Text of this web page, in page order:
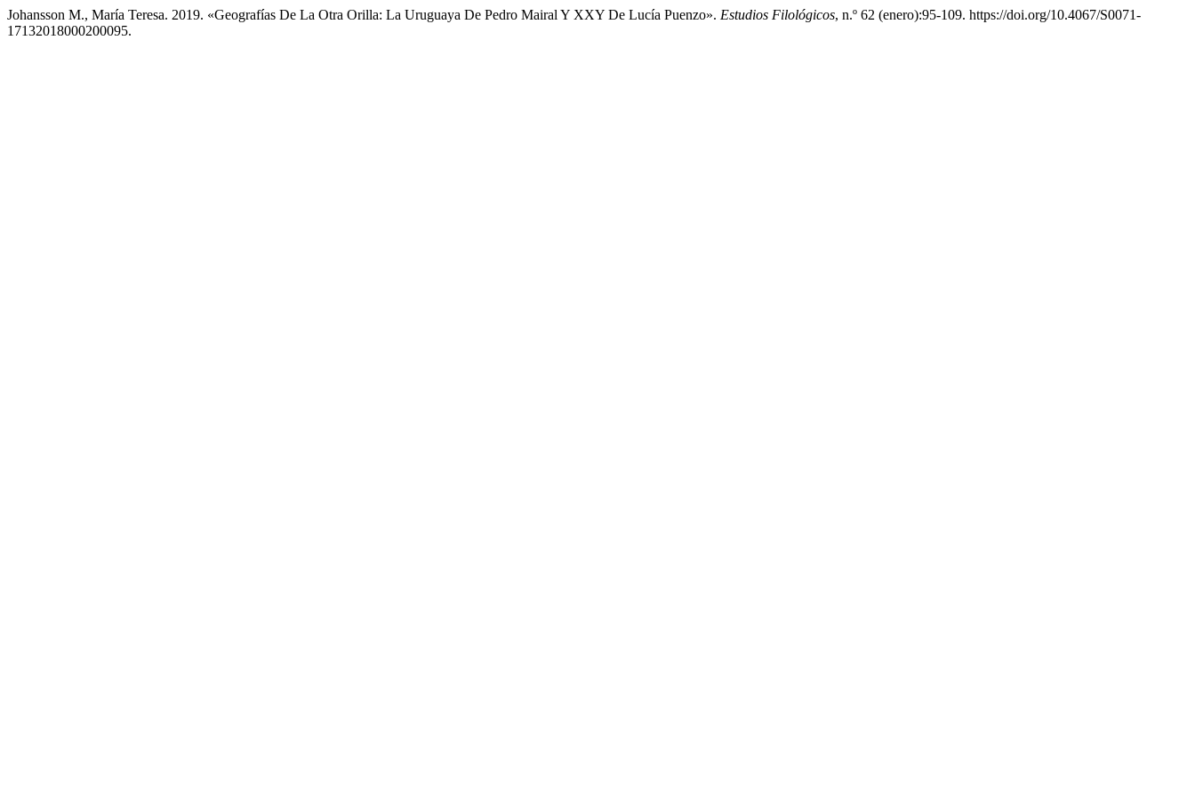
Johansson M., María Teresa. 2019. «Geografías De La Otra Orilla: La Uruguaya De Pedro Mairal Y XXY De Lucía Puenzo». Estudios Filológicos, n.º 62 (enero):95-109. https://doi.org/10.4067/S0071-
17132018000200095.